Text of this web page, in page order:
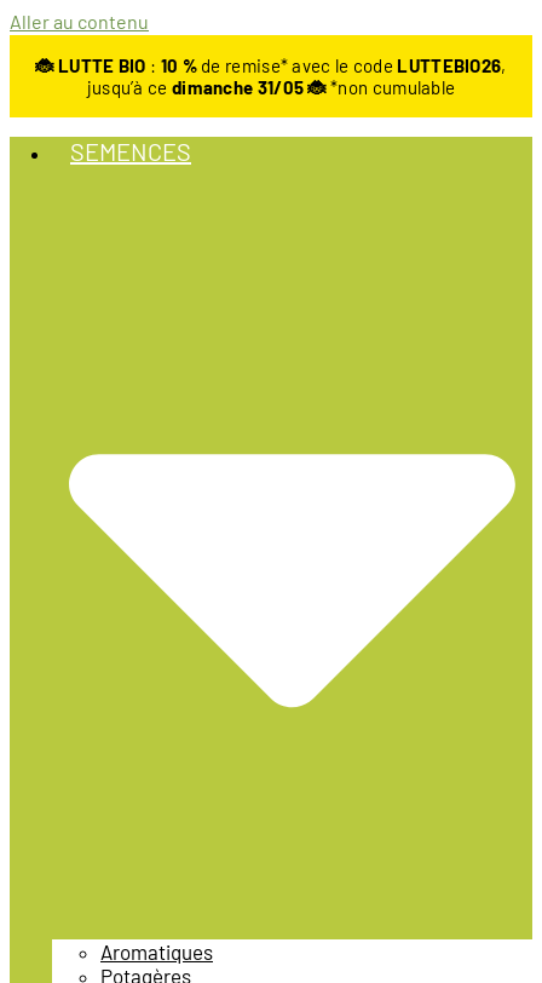
Aller au contenu
🐞 LUTTE BIO : 10 %de remise* avec le code LUTTEBIO26,
jusqu’à ce dimanche 31/05 🐞*non cumulable
SEMENCES
Aromatiques
Potagères